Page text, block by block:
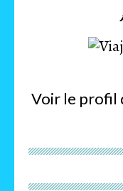
Voir le profil